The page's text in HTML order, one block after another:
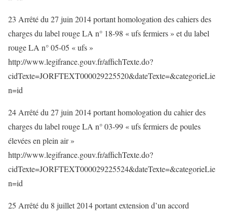
23 Arrêté du 27 juin 2014 portant homologation des cahiers des
charges du label rouge LA n° 18-98 « ufs fermiers » et du label
rouge LA n° 05-05 « ufs »
http://www.legifrance.gouv.fr/affichTexte.do?
cidTexte=JORFTEXT000029225520&dateTexte=&categorieLie
n=id
24 Arrêté du 27 juin 2014 portant homologation du cahier des
charges du label rouge LA n° 03-99 « ufs fermiers de poules
élevées en plein air »
http://www.legifrance.gouv.fr/affichTexte.do?
cidTexte=JORFTEXT000029225524&dateTexte=&categorieLie
n=id
25 Arrêté du 8 juillet 2014 portant extension d’un accord